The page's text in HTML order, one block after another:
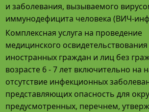
и заболевания, вызываемого
иммунодефицита человека (ВИЧ-
Комплексная услуга на проведение
медицинского освидетельствования
иностранных граждан и лиц без
возрасте 6 - 7 лет включительно на
отсутствие инфекционных
представляющих опасность для
предусмотренных, перечнем,